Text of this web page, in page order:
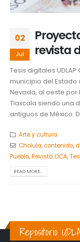
02
Jul
revista
Tesis digitales UDLAP
municipio del Estado
Nevada, al oeste por
Tlaxcala siendo una
antiguos de México.
Arte y cultura
Cholula,contenido,
Puebla,Revista OCA,
READ MORE...
Repositorio